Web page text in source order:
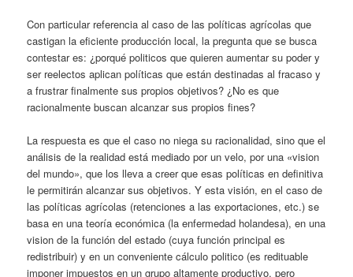
Con particular referencia al caso de las políticas agrícolas que
castigan la eficiente producción local, la pregunta que se busca
contestar es: ¿porqué politicos que quieren aumentar su poder y
ser reelectos aplican políticas que están destinadas al fracaso y
a frustrar finalmente sus propios objetivos? ¿No es que
racionalmente buscan alcanzar sus propios fines?
La respuesta es que el caso no niega su racionalidad, sino que el
análisis de la realidad está mediado por un velo, por una «vision
del mundo», que los lleva a creer que esas políticas en definitiva
le permitirán alcanzar sus objetivos. Y esta visión, en el caso de
las políticas agrícolas (retenciones a las exportaciones, etc.) se
basa en una teoría económica (la enfermedad holandesa), en una
vision de la función del estado (cuya función principal es
redistribuir) y en un conveniente cálculo politico (es redituable
imponer impuestos en un grupo altamente productivo, pero